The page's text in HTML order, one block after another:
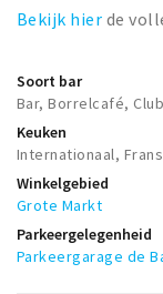
Bekijk hier de
Soort bar
Bar, Borrelcafé,
Keuken
Internationaal, Frans
Winkelgebied
Grote Markt
Parkeergelegenheid
Parkeergarage de